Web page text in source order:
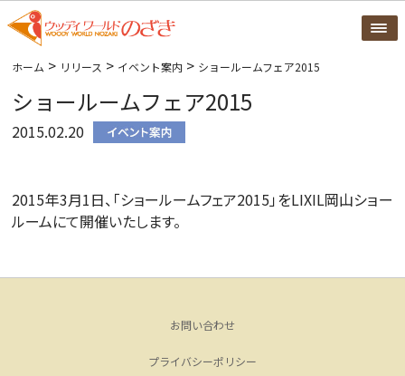
ホーム > リリース > イベント案内 > ショールームフェア2015
ショールームフェア2015
2015.02.20
2015年3月1日、「ショールームフェア2015」をLIXIL岡山ショー
ルームにて開催いたします。
お問い合わせ
プライバシーポリシー